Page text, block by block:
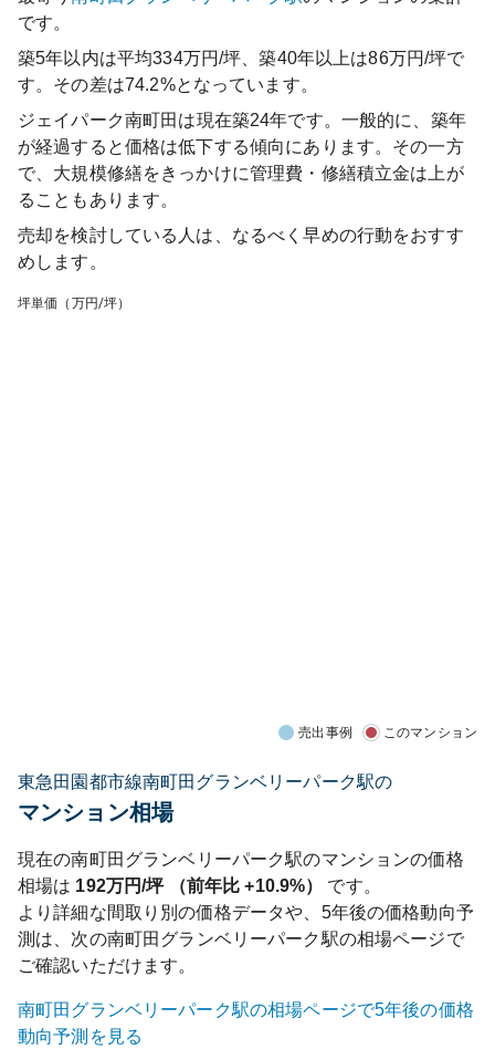
です。
築5年以内は平均334万円/坪、築40年以上は86万円/坪で
す。その差は74.2%となっています。
ジェイパーク南町田 は現在築24年です。一般的に、築年
が経過すると価格は低下する傾向にあります。その一方
で、大規模修繕をきっかけに管理費・修繕積立金は上が
ることもあります。
売却を検討している人は、なるべく早めの行動をおすす
めします。
坪単価（万円/坪）
売出事例 このマンション
東急田園都市線南町田グランベリーパーク駅の
マンション相場
現在の南町田グランベリーパーク駅のマンションの価格
相場は 192万円/坪 （前年比+10.9%）
です。
より詳細な間取り別の価格データや、5年後の価格動向予
測は、次の南町田グランベリーパーク 駅の相場ページで
ご確認いただけます。
南町田グランベリーパーク駅の相場ページで5年後の価格
動向予測を見る